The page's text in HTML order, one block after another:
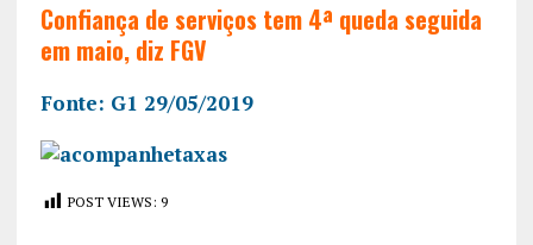
Confiança de serviços tem 4ª queda seguida
em maio, diz FGV
Fonte: G1 29/05/2019
POST VIEWS: 9